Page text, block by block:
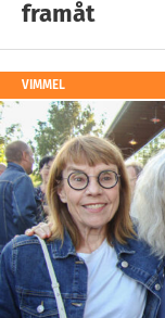
framåt
VIMMEL